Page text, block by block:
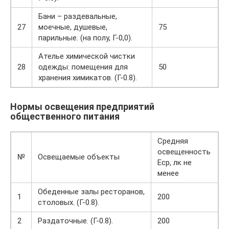
27
Бани – раздевальные,
моечные, душевые,
парильные. (на полу, Г-0,0).
75
28
Ателье химической чистки
одежды: помещения для
хранения химикатов. (Г-0.8).
50
Нормы освещения предприятий
общественного питания
№ Освещаемые объекты
Средняя
освещенность
Еср, лк не
менее
1
Обеденные залы ресторанов,
столовых. (Г-0.8).
200
2 Раздаточные. (Г-0.8). 200